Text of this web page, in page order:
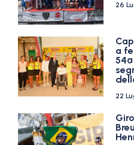
26
a
22